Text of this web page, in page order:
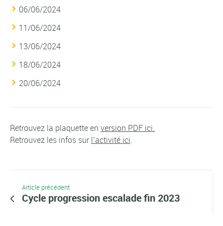
06/06/2024
11/06/2024
13/06/2024
18/06/2024
20/06/2024
Retrouvez la plaquette en version PDF ici.
Retrouvez les infos surl’activité ici.
Article précédent
Cycle progression escalade fin 2023